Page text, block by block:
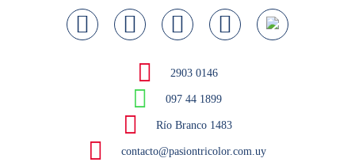
2903 0146
097 44 1899
Río Branco 1483
contacto@pasiontricolor.com.uy